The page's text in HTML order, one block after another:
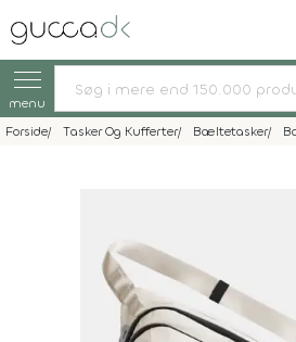
menu
Forside Tasker Og Kufferter Bæltetasker